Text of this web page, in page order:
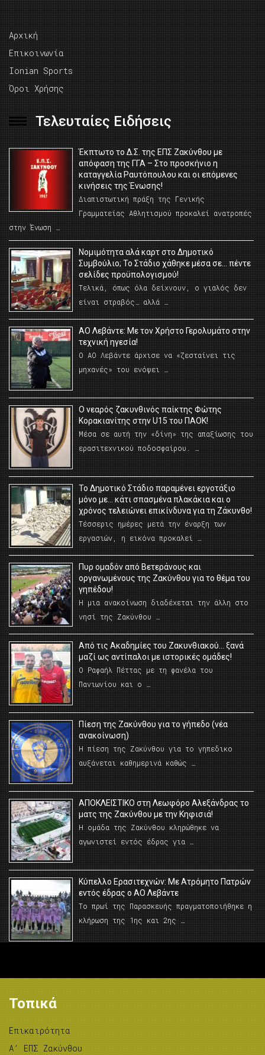
Αρχική
Επικοινωνία
Ionian Sports
Όροι Χρήσης
Τελευταίες Ειδήσεις
Έκπτωτο το Δ.Σ. της ΕΠΣ Ζακύνθου με
απόφαση της ΓΓΑ – Στο προσκήνιο η
καταγγελία Ραυτόπουλου και οι επόμενες
κινήσεις της Ένωσης!
Διαπιστωτική πράξη της Γενικής
Γραμματείας Αθλητισμού προκαλεί ανατροπές
στην Ένωση …
Νομιμότητα αλά καρτ στο Δημοτικό
Συμβούλιο; Το Στάδιο χάθηκε μέσα σε… πέντε
σελίδες προϋπολογισμού!
Τελικά, όπως όλα δείχνουν, ο γιαλός δεν
είναι στραβός… αλλά …
ΑΟ Λεβάντε: Με τον Χρήστο Γερολυμάτο στην
τεχνική ηγεσία!
Ο ΑΟ Λεβάντε άρχισε να «ζεσταίνει τις
μηχανές» του ενόψει …
O νεαρός ζακυνθινός παίκτης Φώτης
Κορακιανίτης στην U15 του ΠΑΟΚ!
Μέσα σε αυτή την «δίνη» της απαξίωσης του
ερασιτεχνικού ποδοσφαίρου. …
Το Δημοτικό Στάδιο παραμένει εργοτάξιο
μόνο με… κάτι σπασμένα πλακάκια και ο
χρόνος τελειώνει επικίνδυνα για τη Ζάκυνθο!
Τέσσερις ημέρες μετά την έναρξη των
εργασιών, η εικόνα προκαλεί …
Πυρ ομαδόν από Βετεράνους και
οργανωμένους της Ζακύνθου για το θέμα του
γηπέδου!
Η μια ανακοίνωση διαδέχεται την άλλη στο
νησί της Ζακύνθου …
Από τις Ακαδημίες του Ζακυνθιακού… ξανά
μαζί ως αντίπαλοι με ιστορικές ομάδες!
Ο Ραφαήλ Πέττας με τη φανέλα του
Πανιωνίου και ο …
Πίεση της Ζακύνθου για το γήπεδο (νέα
ανακοίνωση)
Η πίεση της Ζακύνθου για το γηπεδικο
αυξάνεται καθημερινά καθώς …
AΠΟΚΛΕΙΣΤΙΚΟ στη Λεωφόρο Αλεξάνδρας το
ματς της Ζακύνθου με την Κηφισιά!
Η ομάδα της Ζακύνθου κληρώθηκε να
αγωνιστεί εντός έδρας για …
Κύπελλο Ερασιτεχνών: Με Ατρόμητο Πατρών
εντός έδρας ο ΑΟ Λεβάντε
Το πρωί της Παρασκευής πραγματοποιήθηκε η
κλήρωση της 1ης και 2ης …
Τοπικά
Επικαιρότητα
A’ ΕΠΣ Ζακύνθου